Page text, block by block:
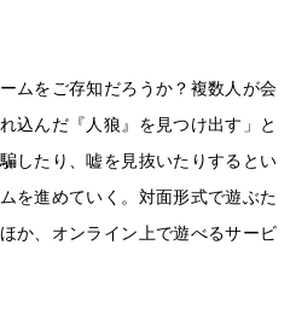
ムをご存知だろうか？複数人が会
込んだ『人狼』を見つけ出す」と
したり、嘘を見抜いたりするとい
を進めていく。対面形式で遊ぶた
か、オンライン上で遊べるサービ